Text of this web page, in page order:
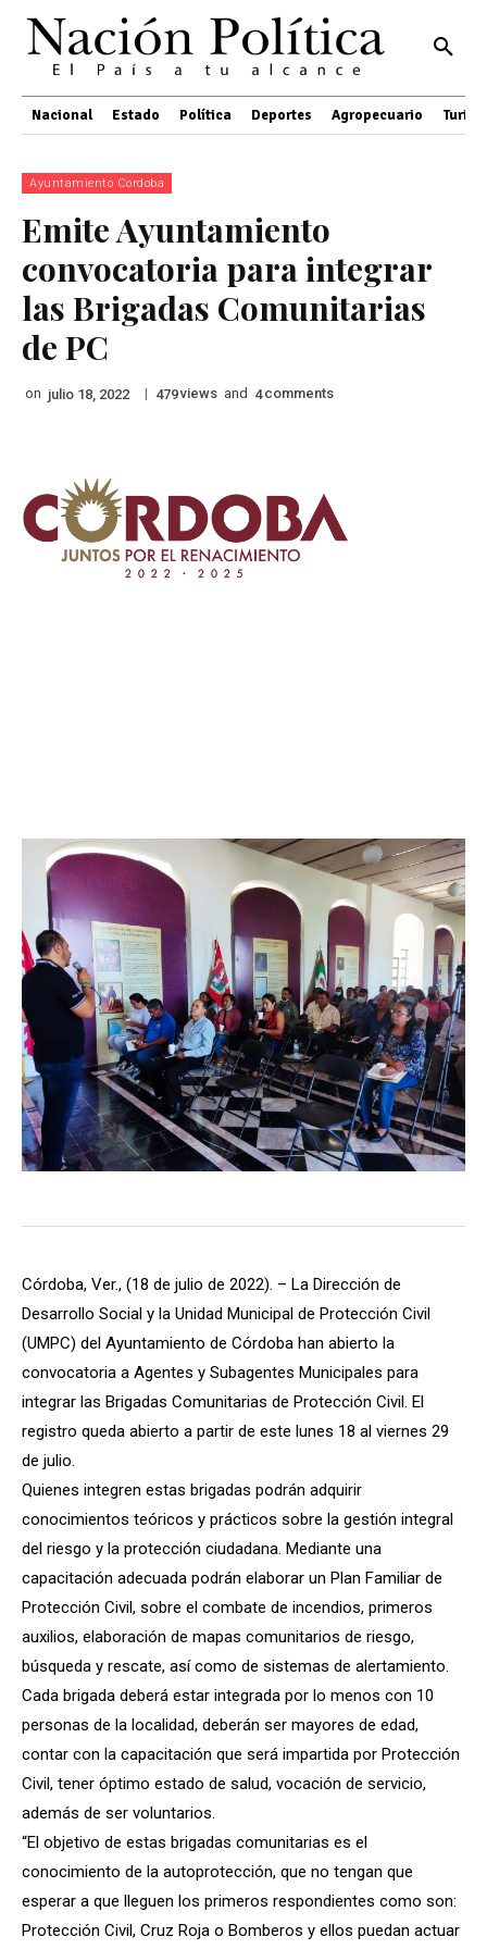
Nacional Estado Política Deportes Agropecuario
Ayuntamiento Cordoba
Emite Ayuntamiento
convocatoria para integrar
las Brigadas Comunitarias
de PC
on julio 18, 2022 | 479views and 4 comments
Córdoba, Ver., (18 de julio de 2022). – La Dirección de
Desarrollo Social y la Unidad Municipal de Protección Civil
(UMPC) del Ayuntamiento de Córdoba han abierto la
convocatoria a Agentes y Subagentes Municipales para
integrar las Brigadas Comunitarias de Protección Civil. El
registro queda abierto a partir de este lunes 18 al viernes 29
de julio.
Quienes integren estas brigadas podrán adquirir
conocimientos teóricos y prácticos sobre la gestión integral
del riesgo y la protección ciudadana. Mediante una
capacitación adecuada podrán elaborar un Plan Familiar de
Protección Civil, sobre el combate de incendios, primeros
auxilios, elaboración de mapas comunitarios de riesgo,
búsqueda y rescate, así como de sistemas de alertamiento.
Cada brigada deberá estar integrada por lo menos con 10
personas de la localidad, deberán ser mayores de edad,
contar con la capacitación que será impartida por Protección
Civil, tener óptimo estado de salud, vocación de servicio,
además de ser voluntarios.
“El objetivo de estas brigadas comunitarias es el
conocimiento de la autoprotección, que no tengan que
esperar a que lleguen los primeros respondientes como son:
Protección Civil, Cruz Roja o Bomberos y ellos puedan actuar